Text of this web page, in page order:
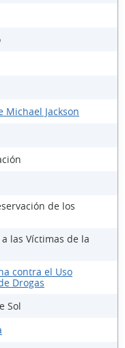
Jackson
de los
las Víctimas de la
contra el Uso
Drogas
Sol